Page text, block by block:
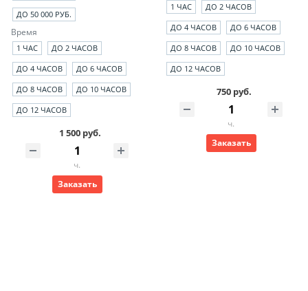
ДО 50 000 РУБ.
Время
1 ЧАС
ДО 2 ЧАСОВ
ДО 4 ЧАСОВ
ДО 6 ЧАСОВ
ДО 8 ЧАСОВ
ДО 10 ЧАСОВ
ДО 12 ЧАСОВ
1 500 руб.
ч.
Заказать
1 ЧАС
ДО 2 ЧАСОВ
ДО 4 ЧАСОВ
ДО 6 ЧАСОВ
ДО 8 ЧАСОВ
ДО 10 ЧАСОВ
ДО 12 ЧАСОВ
750 руб.
ч.
Заказать